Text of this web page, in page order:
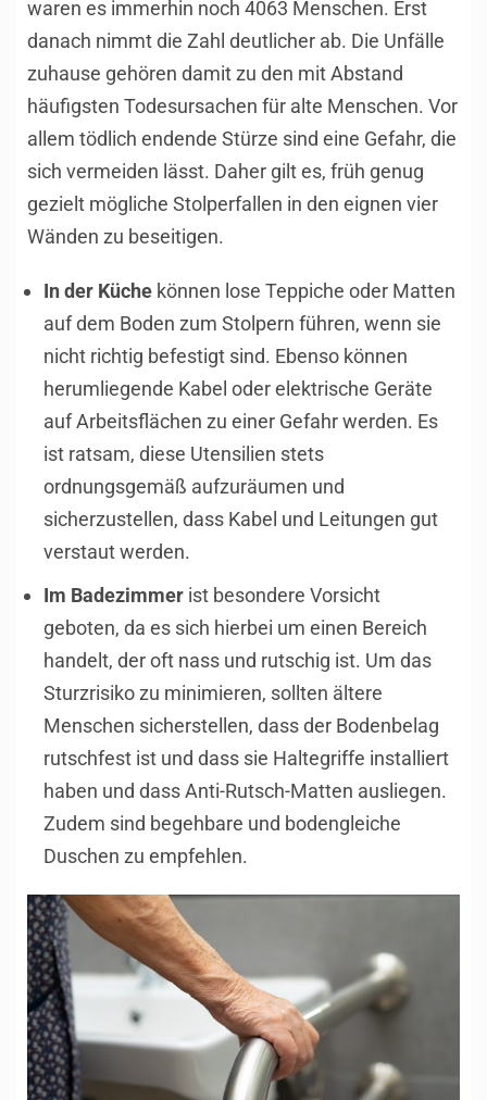
waren es immerhin noch 4063 Menschen. Erst
danach nimmt die Zahl deutlicher ab. Die Unfälle
zuhause gehören damit zu den mit Abstand
häufigsten Todesursachen für alte Menschen. Vor
allem tödlich endende Stürze sind eine Gefahr, die
sich vermeiden lässt. Daher gilt es, früh genug
gezielt mögliche Stolperfallen in den eignen vier
Wänden zu beseitigen.
In der Küche können lose Teppiche oder Matten
auf dem Boden zum Stolpern führen, wenn sie
nicht richtig befestigt sind. Ebenso können
herumliegende Kabel oder elektrische Geräte
auf Arbeitsflächen zu einer Gefahr werden. Es
ist ratsam, diese Utensilien stets
ordnungsgemäß aufzuräumen und
sicherzustellen, dass Kabel und Leitungen gut
verstaut werden.
Im Badezimmer ist besondere Vorsicht
geboten, da es sich hierbei um einen Bereich
handelt, der oft nass und rutschig ist. Um das
Sturzrisiko zu minimieren, sollten ältere
Menschen sicherstellen, dass der Bodenbelag
rutschfest ist und dass sie Haltegriffe installiert
haben und dass Anti-Rutsch-Matten ausliegen.
Zudem sind begehbare und bodengleiche
Duschen zu empfehlen.